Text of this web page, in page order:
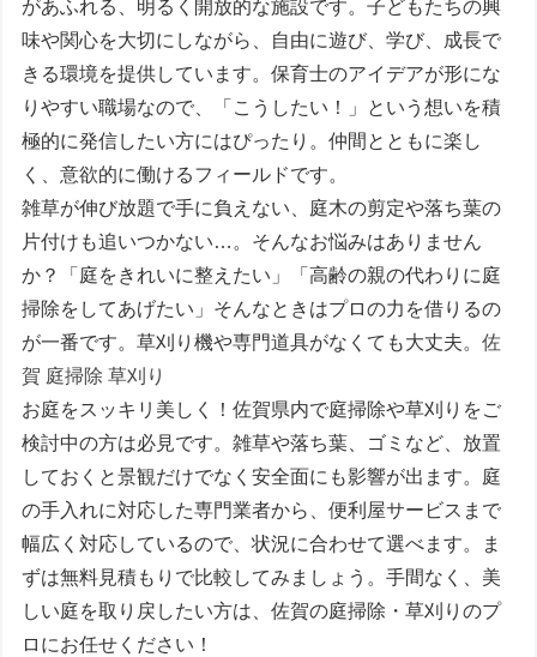
があふれる、明るく開放的な施設です。子どもたちの興
味や関心を大切にしながら、自由に遊び、学び、成長で
きる環境を提供しています。保育士のアイデアが形にな
りやすい職場なので、「こうしたい！」という想いを積
極的に発信したい方にはぴったり。仲間とともに楽し
く、意欲的に働けるフィールドです。
雑草が伸び放題で手に負えない、庭木の剪定や落ち葉の
片付けも追いつかない…。そんなお悩みはありません
か？「庭をきれいに整えたい」「高齢の親の代わりに庭
掃除をしてあげたい」そんなときはプロの力を借りるの
が一番です。草刈り機や専門道具がなくても大丈夫。佐
賀 庭掃除 草刈り
お庭をスッキリ美しく！佐賀県内で庭掃除や草刈りをご
検討中の方は必見です。雑草や落ち葉、ゴミなど、放置
しておくと景観だけでなく安全面にも影響が出ます。庭
の手入れに対応した専門業者から、便利屋サービスまで
幅広く対応しているので、状況に合わせて選べます。ま
ずは無料見積もりで比較してみましょう。手間なく、美
しい庭を取り戻したい方は、佐賀の庭掃除・草刈りのプ
ロにお任せください！